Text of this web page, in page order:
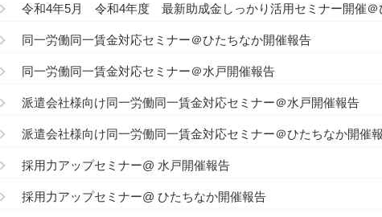
令和4年5月 令和4年度 最新助成金しっかり活用セミナー開催＠
同一労働同一賃金対応セミナー＠ひたちなか開催報告
同一労働同一賃金対応セミナー＠水戸開催報告
派遣会社様向け同一労働同一賃金対応セミナー＠水戸開催報告
派遣会社様向け同一労働同一賃金対応セミナー＠ひたちなか開催
採用力アップセミナー@ 水戸開催報告
採用力アップセミナー@ ひたちなか開催報告